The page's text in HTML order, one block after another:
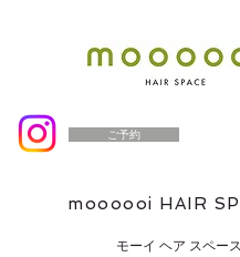
ご予約
moooooi HAIR
モーイ ヘア スペース